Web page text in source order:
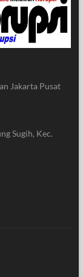
Jakarta Pusat
Sugih, Kec.